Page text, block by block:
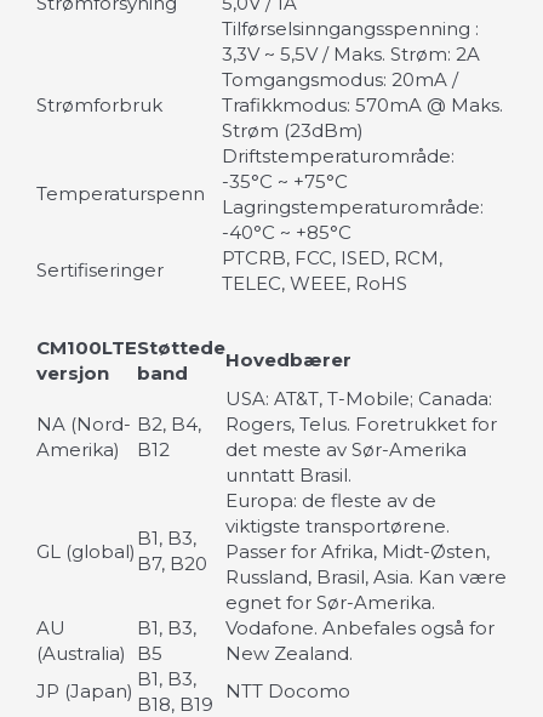
Tilførselsinngangsspenning :
3,3V ~ 5,5V / Maks. Strøm: 2A
Strømforbruk
Tomgangsmodus: 20mA /
Trafikkmodus: 570mA @ Maks.
Strøm (23dBm)
Temperaturspenn
Driftstemperaturområde:
-35°C ~ +75°C
Lagringstemperaturområde:
-40°C ~ +85°C
Sertifiseringer
PTCRB, FCC, ISED, RCM,
TELEC, WEEE, RoHS
CM100LTE
versjon
Støttede
band
Hovedbærer
NA (Nord-
Amerika)
B2, B4,
B12
USA: AT&T, T-Mobile; Canada:
Rogers, Telus. Foretrukket for
det meste av Sør-Amerika
unntatt Brasil.
GL (global)
B1, B3,
B7, B20
Europa: de fleste av de
viktigste transportørene.
Passer for Afrika, Midt-Østen,
Russland, Brasil, Asia. Kan være
egnet for Sør-Amerika.
AU
(Australia)
B1, B3,
B5
Vodafone. Anbefales også for
New Zealand.
JP (Japan)
B1, B3,
B18, B19
NTT Docomo